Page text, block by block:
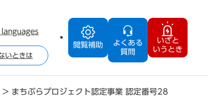
閲覧補助
よくある
質問
いざと
いうとき
いときは
> まちぶらプロジェクト認定事業 認定番号28